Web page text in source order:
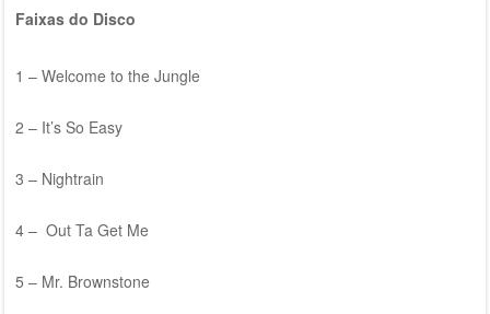
Faixas do Disco
1 – Welcome to the Jungle
2 – It’s So Easy
3 – Nightrain
4 – Out Ta Get Me
5 – Mr. Brownstone